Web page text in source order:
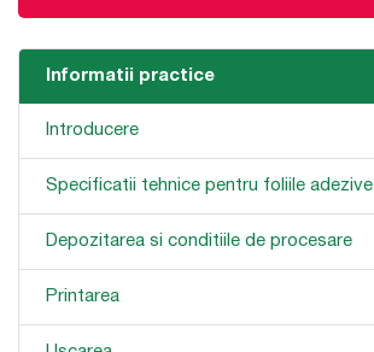
Informatii practice
Introducere
Specificatii tehnice pentru foliile adezive
Depozitarea si conditiile de procesare
Printarea